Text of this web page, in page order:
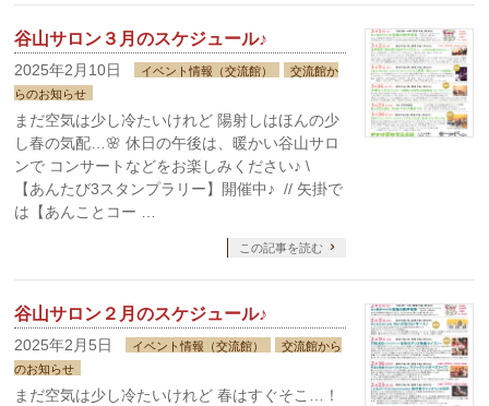
谷山サロン３月のスケジュール♪
2025年2月10日 イベント情報（交流館）
交流館か
らのお知らせ
まだ空気は少し冷たいけれど 陽射しはほんの少
し春の気配…🌸 休日の午後は、暖かい谷山サロ
ンで コンサートなどをお楽しみください♪ \
【あんたび3スタンプラリー】開催中♪ // 矢掛で
は【あんことコー …
この記事を読む
谷山サロン２月のスケジュール♪
2025年2月5日 イベント情報（交流館）
交流館から
のお知らせ
まだ空気は少し冷たいけれど 春はすぐそこ…！